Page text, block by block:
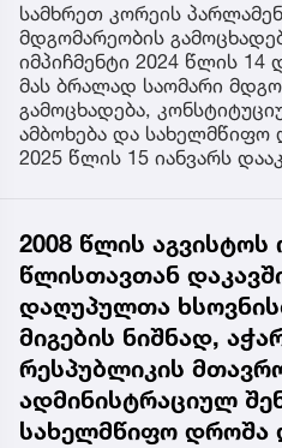
სამხრეთ კორეის
მდგომარეობის
იმპიჩმენტი 2024 წლის 14
მას ბრალად საომარი
გამოცხადება,
ამბოხება და
2025 წლის 15 იანვარს
2008 წლის აგვისტოს
წლისთავთან
დაღუპულთა
მიგების ნიშნად,
რესპუბლიკის
ადმინისტრაციულ
სახელმწიფო დროშა